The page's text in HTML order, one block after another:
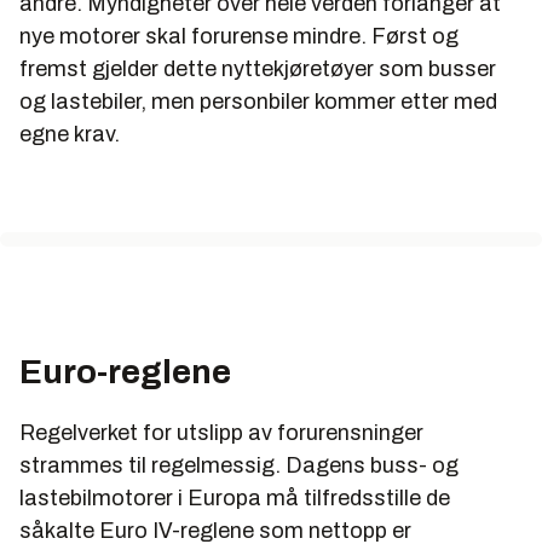
nye motorer skal forurense mindre. Først og
fremst gjelder dette nyttekjøretøyer som busser
og lastebiler, men personbiler kommer etter med
egne krav.
Euro-reglene
Regelverket for utslipp av forurensninger
strammes til regelmessig. Dagens buss- og
lastebilmotorer i Europa må tilfredsstille de
såkalte Euro IV-reglene som nettopp er